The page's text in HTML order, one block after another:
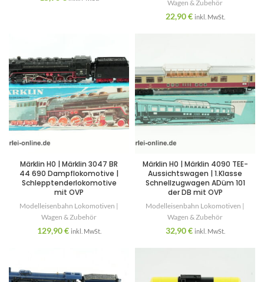
Wagen & Zubehör
22,90€ inkl. MwSt.
Märklin H0 | Märklin 3047 BR
44 690 Dampflokomotive |
Schlepptenderlokomotive
mit OVP
Modelleisenbahn Lokomotiven |
Wagen & Zubehör
129,90€ inkl. MwSt.
Märklin H0 | Märklin 4090 TEE-
Aussichtswagen | 1.Klasse
Schnellzugwagen ADüm 101
der DB mit OVP
Modelleisenbahn Lokomotiven |
Wagen & Zubehör
32,90€ inkl. MwSt.